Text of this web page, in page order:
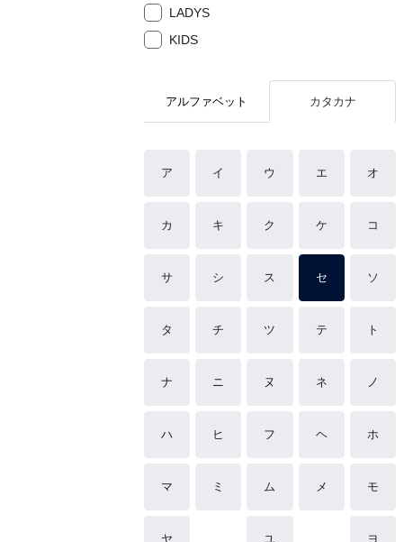
LADYS
KIDS
アルファベット カタカナ
ア イ ウ エ オ
カ キ ク ケ コ
サ シ ス セ ソ
タ チ ツ テ ト
ナ ニ ヌ ネ ノ
ハ ヒ フ ヘ ホ
マ ミ ム メ モ
ヤ ユ ヨ